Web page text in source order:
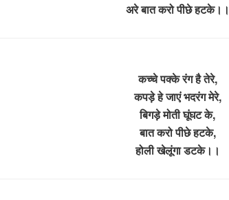
अरे बात करो पीछे हटके।।
कच्चे पक्के रंग है तेरे,
कपड़े हे जाएं भदरंग मेरे,
बिगड़े मोती घूंघट के,
बात करो पीछे हटके,
होली खेलूंगा डटके।।